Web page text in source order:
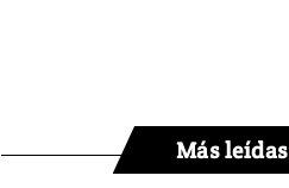
Más leídas